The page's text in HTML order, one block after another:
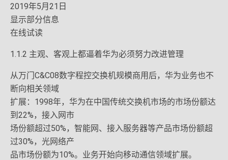
2019年5月21日
显示部分信息
在线试读
1.1.2 主观、客观上都逼着华为必须努力改进管理
从万门C&C08数字程控交换机规模商用后，华为业务也不
断向相关领域
扩展：1998年，华为在中国传统交换机市场的市场份额达
到22%，接入网市
场份额超过50%，智能网、接入服务器等产品市场份额超
过30%，光网络产
品市场份额为10%。业务开始向移动通信领域扩展。